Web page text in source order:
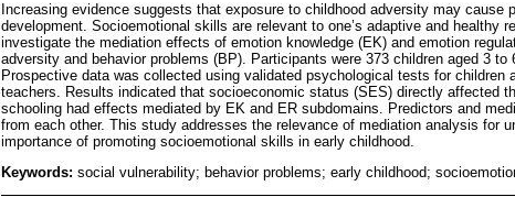
Increasing evidence suggests that exposure to childhood adversity may cause
development. Socioemotional skills are relevant to one’s adaptive and healthy
investigate the mediation effects of emotion knowledge (EK) and emotion
adversity and behavior problems (BP). Participants were 373 children aged 3
Prospective data was collected using validated psychological tests for children
teachers. Results indicated that socioeconomic status (SES) directly affected
schooling had effects mediated by EK and ER subdomains. Predictors and
from each other. This study addresses the relevance of mediation analysis for
importance of promoting socioemotional skills in early childhood.
Keywords: social vulnerability; behavior problems; early childhood;